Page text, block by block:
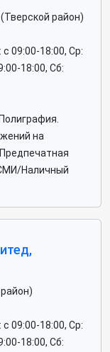
район)
c 09:00-18:00, Ср:
18:00, Сб:
на
Наличный
c 09:00-18:00, Ср:
18:00, Сб: